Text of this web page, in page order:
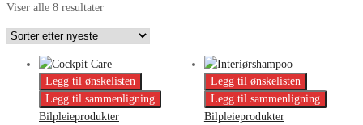
Viser alle 8 resultater
Legg til ønskelisten
Legg til sammenligning
Bilpleieprodukter
Legg til ønskelisten
Legg til sammenligning
Bilpleieprodukter